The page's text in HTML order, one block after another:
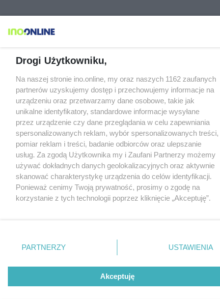
Drogi Użytkowniku,
Na naszej stronie ino.online, my oraz naszych 1162 zaufanych
partnerów uzyskujemy dostęp i przechowujemy informacje na
urządzeniu oraz przetwarzamy dane osobowe, takie jak
unikalne identyfikatory, standardowe informacje wysyłane
przez urządzenie czy dane przeglądania w celu zapewniania
spersonalizowanych reklam, wybór spersonalizowanych treści,
pomiar reklam i treści, badanie odbiorców oraz ulepszanie
usług. Za zgodą Użytkownika my i Zaufani Partnerzy możemy
używać dokładnych danych geolokalizacyjnych oraz aktywnie
skanować charakterystykę urządzenia do celów identyfikacji.
Ponieważ cenimy Twoją prywatność, prosimy o zgodę na
korzystanie z tych technologii poprzez kliknięcie „Akceptuję”.
nie wymagają zgody użytkownika, ale masz prawo sprzeciwić
się takiemu przetwarzaniu. Preferencje będą miały
Zapoznaj się z poniższymi informacjami, abyś mógł świadomie
PARTNERZY USTAWIENIA
Akceptuję